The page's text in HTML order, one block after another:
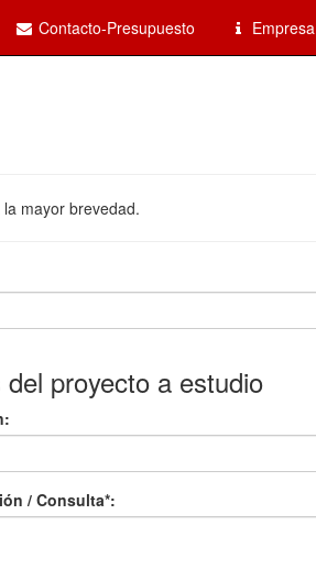
Contacto-Presupuesto Empresa
mayor brevedad.
del proyecto a estudio
/ Consulta*: